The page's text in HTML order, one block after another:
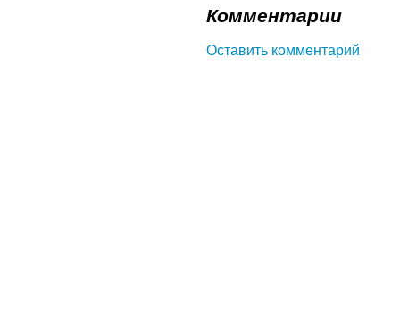
Комментарии
Оставить комментарий